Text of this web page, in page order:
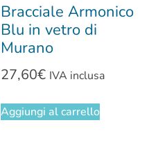
Bracciale Armonico
Blu in vetro di
Murano
27,60€ IVA inclusa
Aggiungi al carrello